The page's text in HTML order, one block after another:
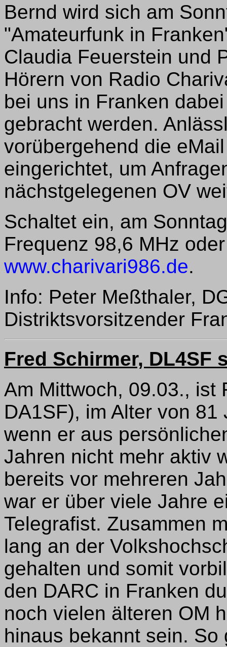
Bernd wird sich am
"Amateurfunk in
Claudia Feuerstein und
Hörern von Radio
bei uns in Franken
gebracht werden.
vorübergehend die
eingerichtet, um
nächstgelegenen OV
Schaltet ein, am
Frequenz 98,6 MHz
www.charivari986.de.
Info: Peter Meßthaler,
Distriktsvorsitzender
Fred Schirmer, DL4SF
Am Mittwoch, 09.03., ist
DA1SF), im Alter von
wenn er aus
Jahren nicht mehr aktiv
bereits vor mehreren
war er über viele Jahre
Telegrafist. Zusammen
lang an der
gehalten und somit
den DARC in Franken
noch vielen älteren OM
hinaus bekannt sein.